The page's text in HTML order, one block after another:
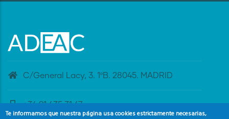
C/General Lacy, 3. 1ºB. 28045. MADRID
+34 91 435 31 47
Te informamos que nuestra página usa cookies estrictamente necesarias,